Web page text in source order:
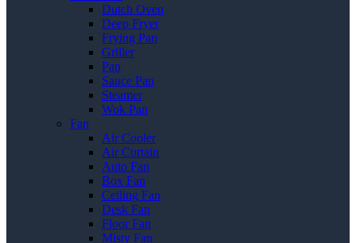
Dutch Oven
Deep Fryer
Frying Pan
Griller
Pan
Sauce Pan
Steamer
Wok Pan
Fan
Air Cooler
Air Curtain
Auto Fan
Box Fan
Ceiling Fan
Desk Fan
Floor Fan
Misty Fan